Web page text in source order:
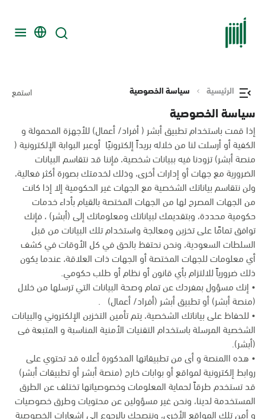
الرئيسية سياسة الخصوصية استمع
سياسة الخصوصية
إذا قمت باستخدام تطبيق أبشر ( أفراد/ أعمال) للأجهزة المحمولة و
الكفية أو أرسلت لنا من خلاله بريداً إلكترونيًا أوعبر البوابة الإلكترونية (
منصة أبشر) تزودنا فيه ببيانات شخصية، فإننا قد نتقاسم البيانات
الضرورية مع جهات أو إدارات أخرى، وذلك لخدمتك بصورة أكثر فعالية،
ولن نتقاسم بياناتك الشخصية مع الجهات غير الحكومية إلا إذا كانت
من الجهات المصرح لها من الجهات المختصة بالقيام بأداء خدمات
حكومية محددة، وبتقديمك لبياناتك ومعلوماتك إلى (أبشر) ، فإنك
توافق تمامًا على تخزين ومعالجة واستخدام تلك البيانات من قبل
السلطات السعودية، ونحن نحتفظ بالحق في كل الأوقات في كشف
أي معلومات للجهات المختصة أو الجهات ذات العلاقة، عندما يكون
ذلك ضرورياً للالتزام بأي قانون أو نظام أو طلب حكومي.
• إنك مسؤول بمفردك عن تمام وصحة البيانات التي ترسلها من خلال
(منصة أبشر) أو تطبيق أبشر (أفراد/ أعمال) .
• للحفاظ على بياناتك الشخصية، يتم تأمين التخزين الإلكتروني والبيانات
الشخصية المرسلة باستخدام التقنيات الأمنية المناسبة و المتبعة فى
(أبشر).
• هذه االمنصة و أى من تطبيقاتها المذكورة أعلاه قد تحتوي على
روابط إلكترونية لمواقع أو بوابات خارج (منصة أبشر أو تطبيقات أبشر)
قد تستخدم طرقاً لحماية المعلومات وخصوصياتها تختلف عن الطرق
المستخدمة لدينا، ونحن غير مسؤولين عن محتويات وطرق خصوصيات
و أمن تلك المواقع الأخرى، وننصحك بالرجوع إلى إشعارات الخصوصية